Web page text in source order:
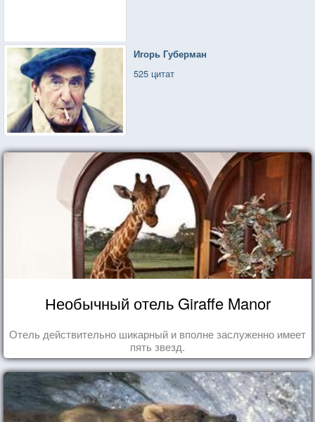
Игорь Губерман
525 цитат
Необычный отель Giraffe Manor
Отель действительно шикарный и вполне заслуженно имеет
пять звезд.